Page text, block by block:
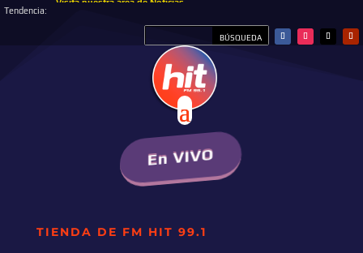
Tendencia:
Visita nuestra área de Noticias
En VIVO
TIENDA DE FM HIT 99.1